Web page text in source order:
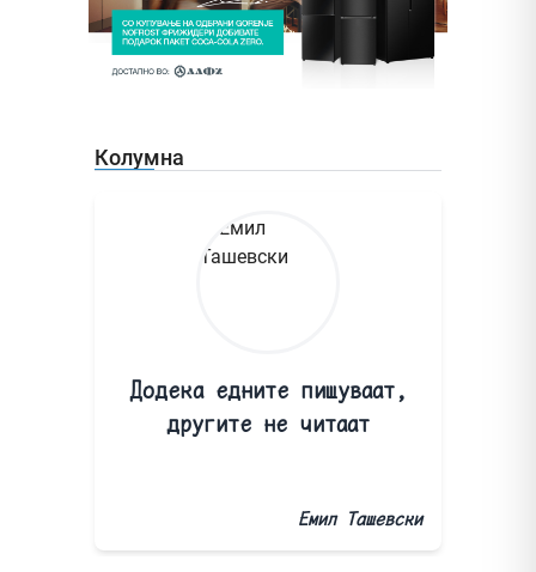
Колумна
Додека едните пишуваат,
другите не читаат
Емил Ташевски